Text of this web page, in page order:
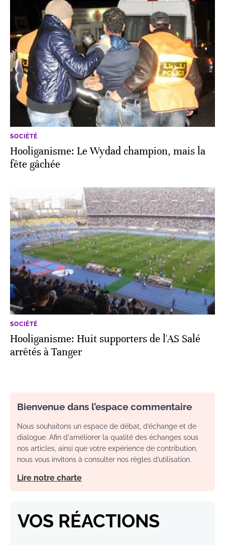
SOCIÉTÉ
Hooliganisme: Le Wydad champion, mais la
fête gâchée
SOCIÉTÉ
Hooliganisme: Huit supporters de l'AS Salé
arrêtés à Tanger
Bienvenue dans l’espace commentaire
Nous souhaitons un espace de débat, d’échange et de
dialogue. Afin d'améliorer la qualité des échanges sous
nos articles, ainsi que votre expérience de contribution,
nous vous invitons à consulter nos règles d’utilisation.
Lire notre charte
VOS RÉACTIONS